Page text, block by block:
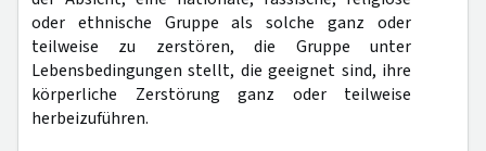
oder ethnische Gruppe als solche ganz oder
teilweise zu zerstören, die Gruppe unter
Lebensbedingungen stellt, die geeignet sind, ihre
körperliche Zerstörung ganz oder teilweise
herbeizuführen.